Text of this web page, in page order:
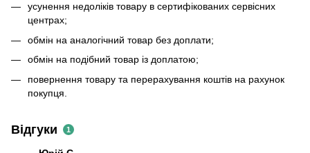
усунення недоліків товару в сертифікованих сервісних
центрах;
обмін на аналогічний товар без доплати;
обмін на подібний товар із доплатою;
повернення товару та перерахування коштів на рахунок
покупця.
Відгуки 1